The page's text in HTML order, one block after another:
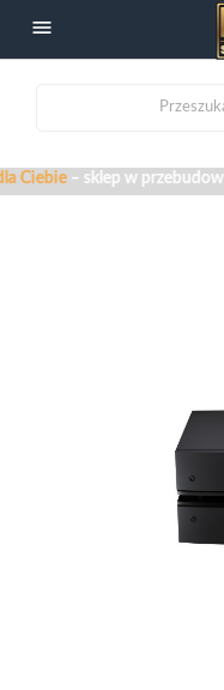

– sklep w przebudowie –